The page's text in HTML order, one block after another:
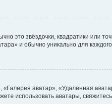
это звёздочки, квадратики или
и обычно уникально для каждого
аватар», «Удалённая
использовать аватары,